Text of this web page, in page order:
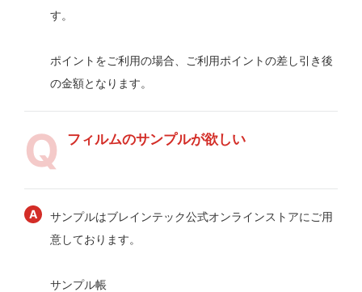
す。
ポイントをご利用の場合、ご利用ポイントの差し引き後
の金額となります。
フィルムのサンプルが欲しい
サンプルはブレインテック公式オンラインストアにご用
意しております。
サンプル帳